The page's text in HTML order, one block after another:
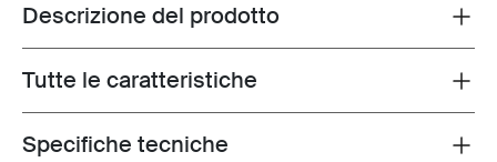
Toggle overview
Descrizione del prodotto
Toggle features
Tutte le caratteristiche
Toggle techspec
Specifiche tecniche